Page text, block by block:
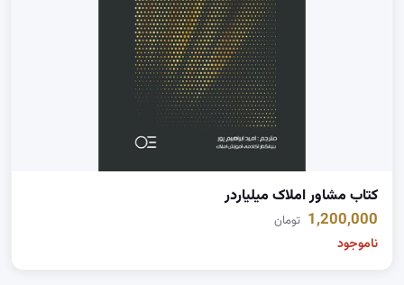
کتاب مشاور املاک میلیاردر
1,200,000 تومان
ناموجود